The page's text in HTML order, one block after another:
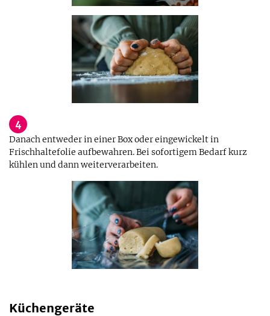
4
Danach entweder in einer Box oder eingewickelt in
Frischhaltefolie aufbewahren. Bei sofortigem Bedarf kurz
kühlen und dann weiterverarbeiten.
Küchengeräte